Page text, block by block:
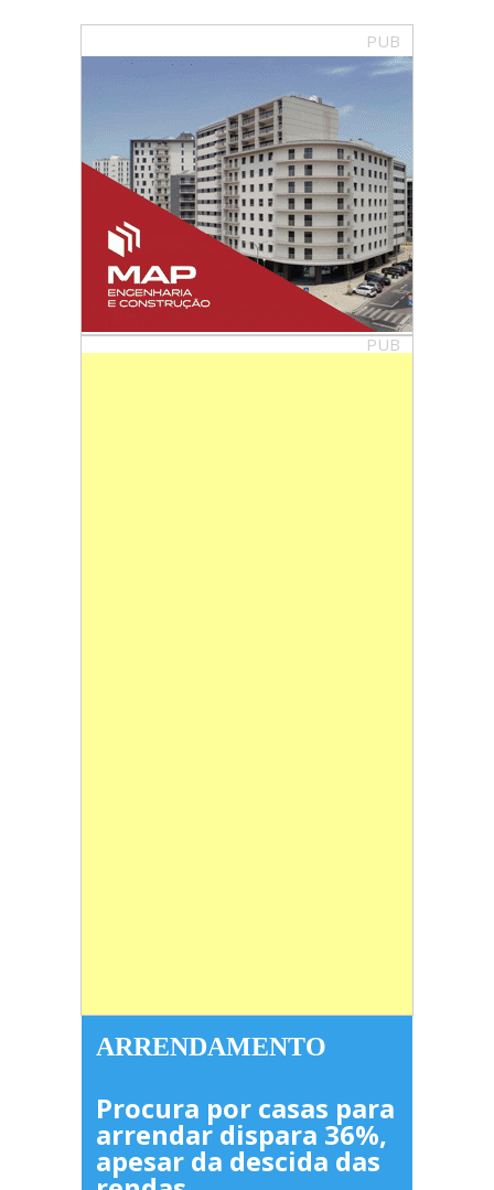
PUB
PUB
ARRENDAMENTO
Procura por casas para
arrendar dispara 36%,
apesar da descida das